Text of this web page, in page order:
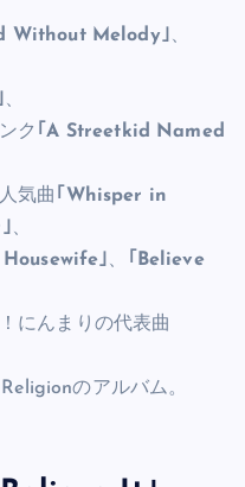
Without Melody｣ 、
、
ク ｢A Streetkid Named
気曲 ｢Whisper in
、
｣ 、
｢Believe
にんまりの代表曲
のアルバム。